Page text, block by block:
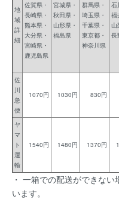
地
域
詳
細
佐賀県・
長崎県・
熊本県・
大分県・
宮崎県・
鹿児島県
宮城県・
秋田県・
山形県・
福島県
群馬県・
埼玉県・
千葉県・
東京都・
神奈川県
石
福
山
長
佐
川
急
便
1070円 1030円 830円
ヤ
マ
ト
運
輸
1540円 1480円 1370円
・ 一箱での配送ができな
います。